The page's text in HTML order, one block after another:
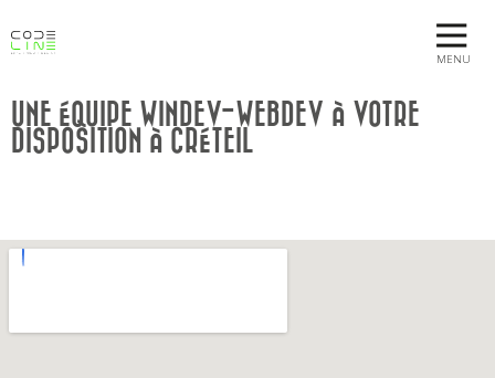
MENU
UNE ÉQUIPE WINDEV-WEBDEV À VOTRE
DISPOSITION À CRÉTEIL